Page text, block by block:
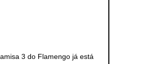
3 do Flamengo já está